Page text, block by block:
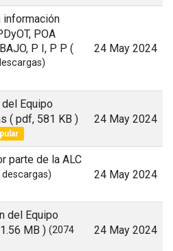
información
POA
P I, P P (
24 May 2024
Equipo
( pdf, 581 KB ) 24 May 2024
parte de la ALC
24 May 2024
del Equipo
MB ) (2074
24 May 2024